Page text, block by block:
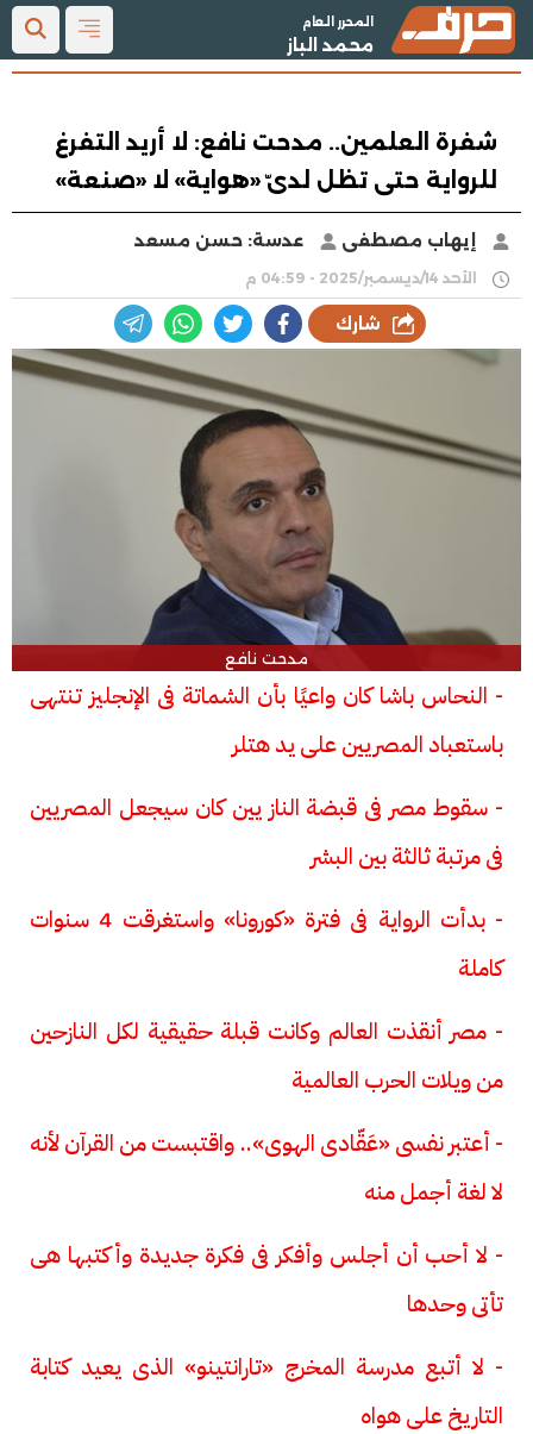
المحرر العام
محمد الباز
شفرة العلمين.. مدحت نافع: لا أريد التفرغ
للرواية حتى تظل لدىّ «هواية» لا «صنعة»
إيهاب مصطفى عدسة: حسن مسعد
الأحد 14/ديسمبر/2025 - 04:59 م
شارك
مدحت نافع
- النحاس باشا كان واعيًا بأن الشماتة فى الإنجليز تنتهى
باستعباد المصريين على يد هتلر
- سقوط مصر فى قبضة الناز يين كان سيجعل المصريين
فى مرتبة ثالثة بين البشر
- بدأت الرواية فى فترة «كورونا» واستغرقت 4 سنوات
كاملة
- مصر أنقذت العالم وكانت قبلة حقيقية لكل النازحين
من ويلات الحرب العالمية
- أعتبر نفسى «عَقّادى الهوى».. واقتبست من القرآن لأنه
لا لغة أجمل منه
- لا أحب أن أجلس وأفكر فى فكرة جديدة وأكتبها هى
تأتى وحدها
- لا أتبع مدرسة المخرج «تارانتينو» الذى يعيد كتابة
التاريخ على هواه